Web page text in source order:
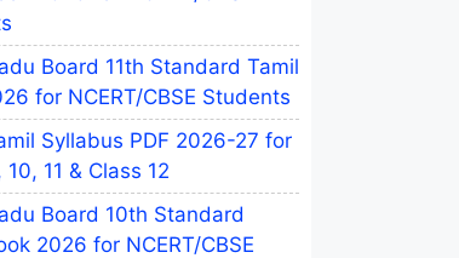
Board 11th Standard Tamil
for NCERT/CBSE Students
Syllabus PDF 2026-27 for
11 & Class 12
Board 10th Standard
2026 for NCERT/CBSE